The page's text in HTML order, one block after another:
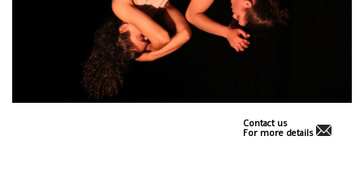
Contact us
For more details